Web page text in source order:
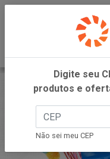
Digite seu
produtos e
Não sei meu CEP